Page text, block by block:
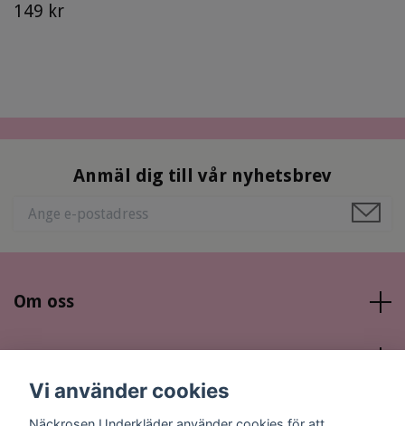
149 kr
Anmäl dig till vår nyhetsbrev
Om oss
Sociala medier
Vi använder cookies